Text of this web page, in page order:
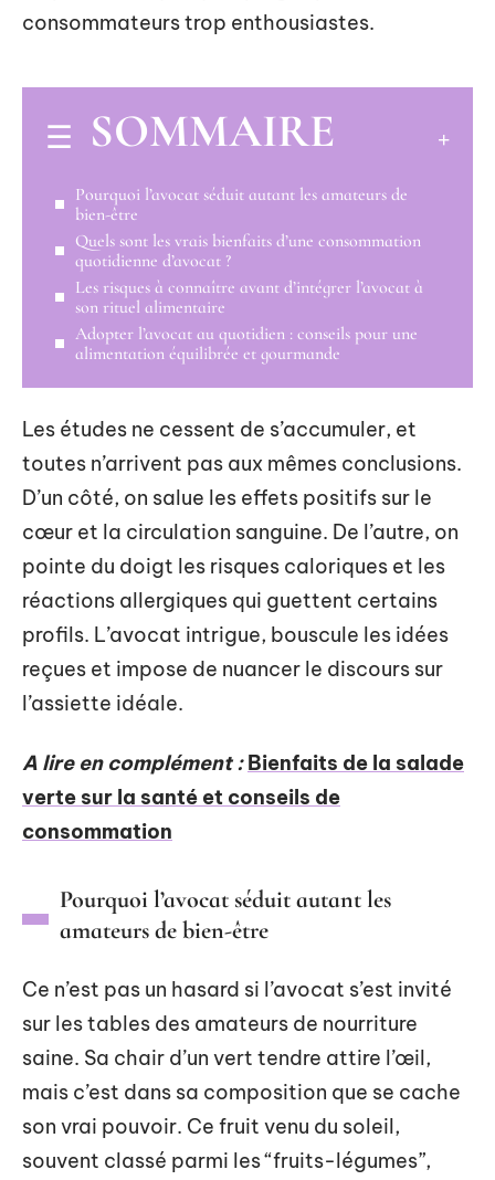
consommateurs trop enthousiastes.
SOMMAIRE
Pourquoi l’avocat séduit autant les amateurs de
bien-être
Quels sont les vrais bienfaits d’une consommation
quotidienne d’avocat ?
Les risques à connaître avant d’intégrer l’avocat à
son rituel alimentaire
Adopter l’avocat au quotidien : conseils pour une
alimentation équilibrée et gourmande
Les études ne cessent de s’accumuler, et
toutes n’arrivent pas aux mêmes conclusions.
D’un côté, on salue les effets positifs sur le
cœur et la circulation sanguine. De l’autre, on
pointe du doigt les risques caloriques et les
réactions allergiques qui guettent certains
profils. L’avocat intrigue, bouscule les idées
reçues et impose de nuancer le discours sur
l’assiette idéale.
A lire en complément : Bienfaits de la salade
verte sur la santé et conseils de
consommation
Pourquoi l’avocat séduit autant les
amateurs de bien-être
Ce n’est pas un hasard si l’avocat s’est invité
sur les tables des amateurs de nourriture
saine. Sa chair d’un vert tendre attire l’œil,
mais c’est dans sa composition que se cache
son vrai pouvoir. Ce fruit venu du soleil,
souvent classé parmi les “fruits-légumes”,